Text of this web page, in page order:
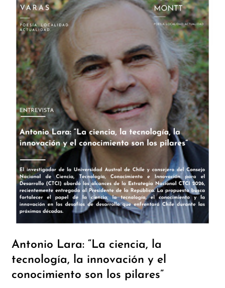
Antonio Lara: “La ciencia, la
tecnología, la innovación y el
conocimiento son los pilares”